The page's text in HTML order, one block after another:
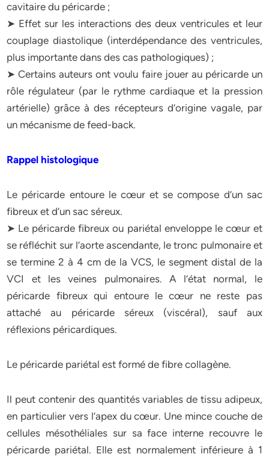
cavitaire du péricarde ;
➤ Effet sur les interactions des deux ventricules et leur
couplage diastolique (interdépendance des ventricules,
plus importante dans des cas pathologiques) ;
➤ Certains auteurs ont voulu faire jouer au péricarde un
rôle régulateur (par le rythme cardiaque et la pression
artérielle) grâce à des récepteurs d’origine vagale, par
un mécanisme de feed-back.
Rappel histologique
Le péricarde entoure le cœur et se compose d’un sac
fibreux et d’un sac séreux.
➤ Le péricarde fibreux ou pariétal enveloppe le cœur et
se réfléchit sur l’aorte ascendante, le tronc pulmonaire et
se termine 2 à 4 cm de la VCS, le segment distal de la
VCI et les veines pulmonaires. A l’état normal, le
péricarde fibreux qui entoure le cœur ne reste pas
attaché au péricarde séreux (viscéral), sauf aux
réflexions péricardiques.
Le péricarde pariétal est formé de fibre collagène.
Il peut contenir des quantités variables de tissu adipeux,
en particulier vers l’apex du cœur. Une mince couche de
cellules mésothéliales sur sa face interne recouvre le
péricarde pariétal. Elle est normalement inférieure à 1